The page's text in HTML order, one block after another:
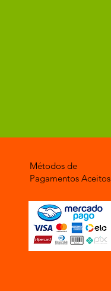
Métodos de
Pagamentos Aceitos